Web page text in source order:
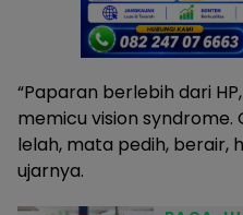
“Paparan berlebih dari
memicu vision
lelah, mata pedih, berair,
ujarnya.